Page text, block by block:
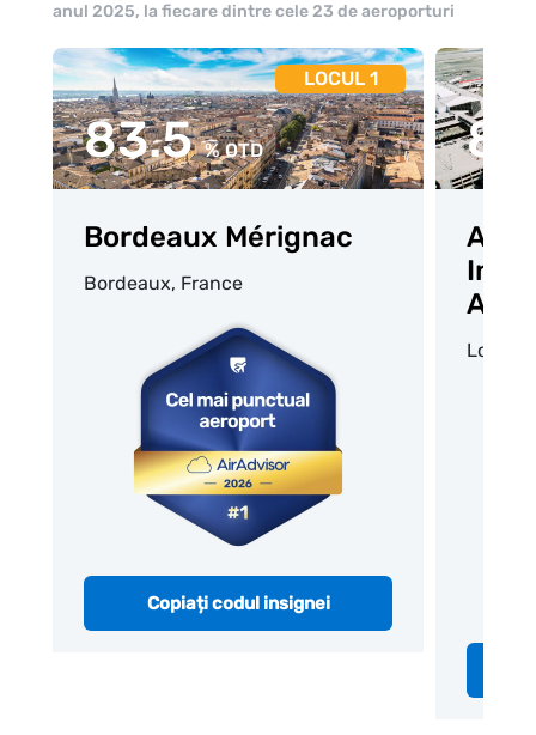
anul 2025, la fiecare dintre cele 23 de aeroporturi
83.5% OTD
LOCUL 1
Bordeaux Mérignac
Bordeaux, France
Copiați codul insignei
Los